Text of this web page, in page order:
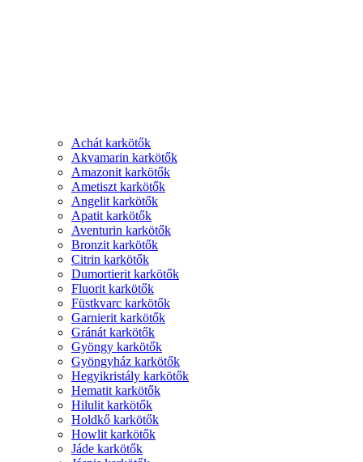
Achát karkötők
Akvamarin karkötők
Amazonit karkötők
Ametiszt karkötők
Angelit karkötők
Apatit karkötők
Aventurin karkötők
Bronzit karkötők
Citrin karkötők
Dumortierit karkötők
Fluorit karkötők
Füstkvarc karkötők
Garnierit karkötők
Gránát karkötők
Gyöngy karkötők
Gyöngyház karkötők
Hegyikristály karkötők
Hematit karkötők
Hilulit karkötők
Holdkő karkötők
Howlit karkötők
Jáde karkötők